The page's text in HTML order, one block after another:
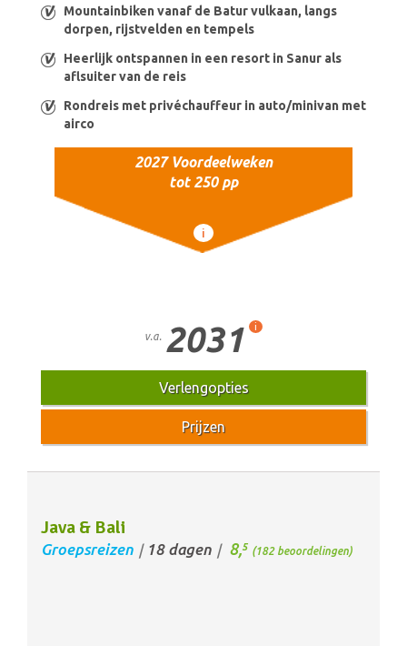
Mountainbiken vanaf de Batur vulkaan, langs
dorpen, rijstvelden en tempels
Heerlijk ontspannen in een resort in Sanur als
aflsuiter van de reis
Rondreis met privéchauffeur in auto/minivan met
airco
2027 Voordeelweken
tot 250 pp
i
v.a. 2031 i
Verlengopties
Prijzen
Java & Bali
Groepsreizen / 18 dagen / 8,5 (182 beoordelingen)